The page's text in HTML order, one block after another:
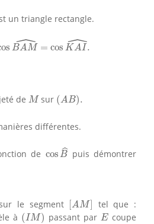
un triangle rectangle.
ˆ
BAM = cos ˆ
KAI .
BAM^ AI^.
de M
Msur (AB).
(AB).
différentes.
de cos ˆ
B
B^
puis démontrer
le segment [AM]
[ A M] tel que :
à (IM)
(IM) passant par E
Ecoupe